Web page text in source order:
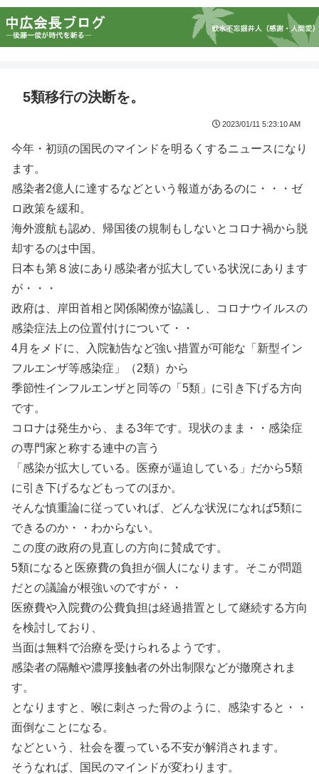
5類移行の決断を。
2023/01/11 5:23:10 AM
今年・初頭の国民のマインドを明るくするニュースになり
ます。
感染者2億人に達するなどという報道があるのに・・・ゼ
ロ政策を緩和。
海外渡航も認め、帰国後の規制もしないとコロナ禍から脱
却するのは中国。
日本も第８波にあり感染者が拡大している状況にあります
が・・・
政府は、岸田首相と関係閣僚が協議し、コロナウイルスの
感染症法上の位置付けについて・・
4月をメドに、入院勧告など強い措置が可能な「新型イン
フルエンザ等感染症」（2類）から
季節性インフルエンザと同等の「5類」に引き下げる方向
です。
コロナは発生から、まる3年です。現状のまま・・感染症
の専門家と称する連中の言う
「感染が拡大している。医療が逼迫している」だから5類
に引き下げるなどもってのほか。
そんな慎重論に従っていれば、どんな状況になれば5類に
できるのか・・わからない。
この度の政府の見直しの方向に賛成です。
5類になると医療費の負担が個人になります。そこが問題
だとの議論が根強いのですが・・
医療費や入院費の公費負担は経過措置として継続する方向
を検討しており、
当面は無料で治療を受けられるようです。
感染者の隔離や濃厚接触者の外出制限などが撤廃されま
す。
となりますと、喉に刺さった骨のように、感染すると・・
面倒なことになる。
などという、社会を覆っている不安が解消されます。
そうなれば、国民のマインドが変わります。